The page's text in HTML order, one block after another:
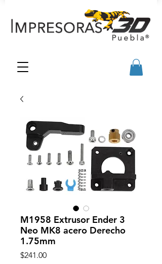
M1958 Extrusor Ender 3
Neo MK8 acero Derecho
1.75mm
$241.00Precio